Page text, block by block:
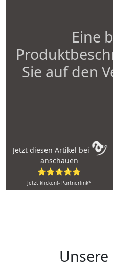
Eine
Sie auf den
Jetzt diesen Artikel bei
anschauen
⭐⭐⭐⭐⭐
Jetzt klicken!- Partnerlink*